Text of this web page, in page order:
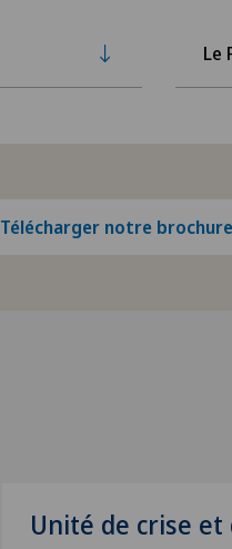
Le
Télécharger notre brochure
Unité de crise